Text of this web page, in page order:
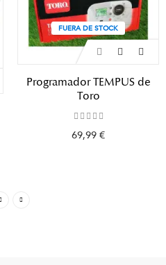
FUERA DE STOCK
Programador TEMPUS de
Toro
69,99 €